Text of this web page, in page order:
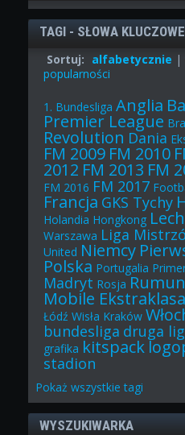
TAGI - SŁOWA KLUCZOWE
Sortuj: alfabetycznie |
popularności
1. Bundesliga Anglia
Premier League
Revolution Dania
FM 2009 FM 2010
2012 FM 2013 FM
FM 2016 FM 2017
Francja GKS Tychy
Holandia Hongkong
Warszawa Liga
United Niemcy
Polska Portugalia
Madryt Rosja
Mobile Ekstraklasa
Łódź Wisła Kraków
bundesliga druga
grafika kitspack
stadion
Pokażwszystkie tagi
WYSZUKIWARKA